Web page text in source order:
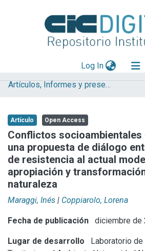
Log In(current)
Explorar
Aportar material
Statistics
Artículos, Informes y presentaciones en Congresos LINTA
Artículo Open Access
Conflictos socioambientales
una propuesta de diálogo
de resistencia al actual
apropiación y
naturaleza
Maraggi, Inés | Coppiarolo, Lorena
Fecha de publicación diciembre de
Lugar de desarrollo
Laboratorio